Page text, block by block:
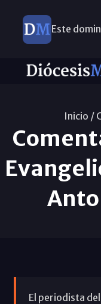
Este
Inicio /
El periodista